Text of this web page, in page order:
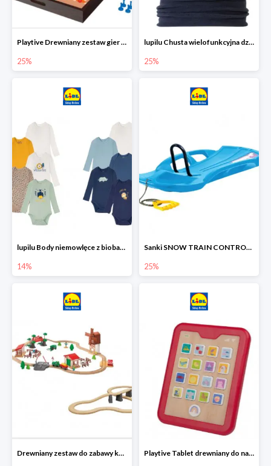
Playtive Drewniany zestaw gier 10 w 1
25%
lupilu Chusta wielofunkcyjna dziecięca
25%
lupilu Body niemowlęce z biobawełny
14%
Sanki SNOW TRAIN CONTROL -25%
25%
Drewniany zestaw do zabawy kolejką - farma i wiadukt Playtive Tablet drewniany do nauki, interaktywny